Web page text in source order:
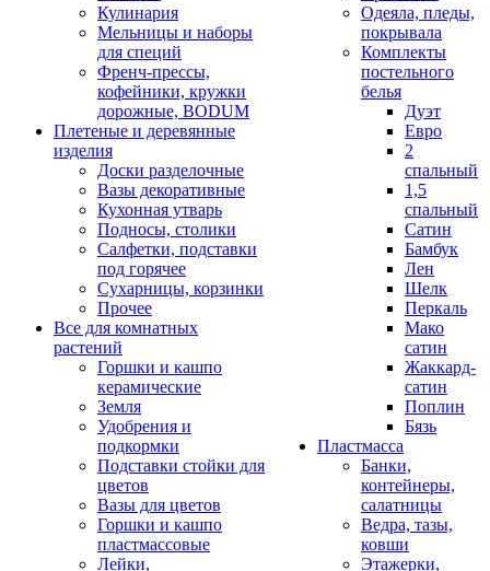
Кулинария
Мельницы и наборы
для специй
Френч-прессы,
кофейники, кружки
дорожные, BODUM
Плетеные и деревянные
изделия
Доски разделочные
Вазы декоративные
Кухонная утварь
Подносы, столики
Салфетки, подставки
под горячее
Сухарницы, корзинки
Прочее
Все для комнатных
растений
Горшки и кашпо
керамические
Земля
Удобрения и
подкормки
Подставки стойки для
цветов
Вазы для цветов
Горшки и кашпо
пластмассовые
Лейки,
Одеяла, пледы,
покрывала
Комплекты
постельного
белья
Дуэт
Евро
2
спальный
1,5
спальный
Сатин
Бамбук
Лен
Шелк
Перкаль
Мако
сатин
Жаккард-
сатин
Поплин
Бязь
Пластмасса
Банки,
контейнеры,
салатницы
Ведра, тазы,
ковши
Этажерки,